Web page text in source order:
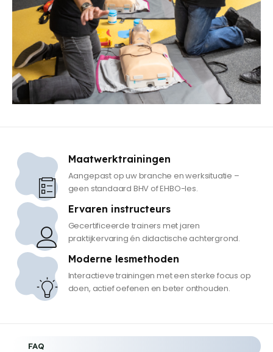
Maatwerktrainingen
Aangepast op uw branche en werksituatie –
geen standaard BHV of EHBO-les.
Ervaren instructeurs
Gecertificeerde trainers met jaren
praktijkervaring én didactische achtergrond.
Moderne lesmethoden
Interactieve trainingen met een sterke focus op
doen, actief oefenen en beter onthouden.
FAQ